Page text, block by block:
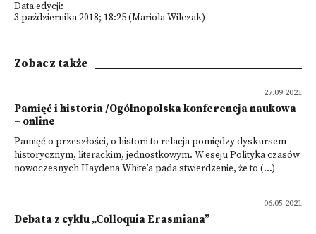
Data edycji:
3 października 2018; 18:25 (Mariola Wilczak)
Zobacz także
27.09.2021
Pamięć i historia /Ogólnopolska konferencja naukowa
– online
Pamięć o przeszłości, o historii to relacja pomiędzy dyskursem
historycznym, literackim, jednostkowym. W eseju Polityka czasów
nowoczesnych Haydena White’a pada stwierdzenie, że to (...)
06.05.2021
Debata z cyklu „Colloquia Erasmiana”